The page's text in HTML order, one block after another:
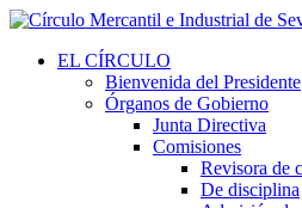
EL CÍRCULO
Bienvenida del Presidente
Órganos de Gobierno
Junta Directiva
Comisiones
Revisora de
De disciplina